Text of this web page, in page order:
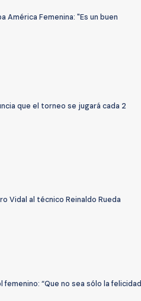
América Femenina: "Es un buen
que el torneo se jugará cada 2
Vidal al técnico Reinaldo Rueda
“Que no sea sólo la felicidad